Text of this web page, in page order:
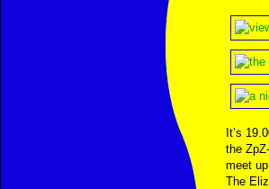
It’s
the
meet
The